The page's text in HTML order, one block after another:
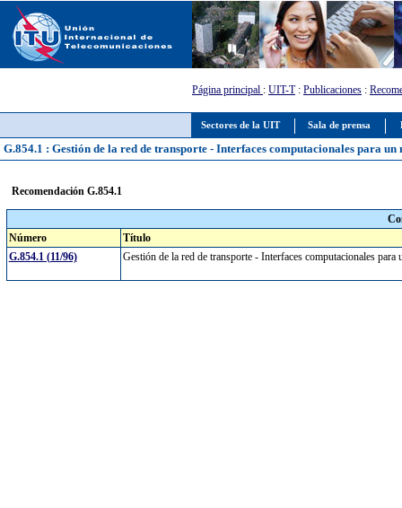
Sectores de la UIT Sala de prensa
Página principal : UIT-T: Publicaciones :
G.854.1 : Gestión de la red de transporte - Interfaces computacionales para
Recomendación G.854.1
Número
Título
G.854.1 (11/96)
Gestión de la red de transporte - Interfaces computacionales